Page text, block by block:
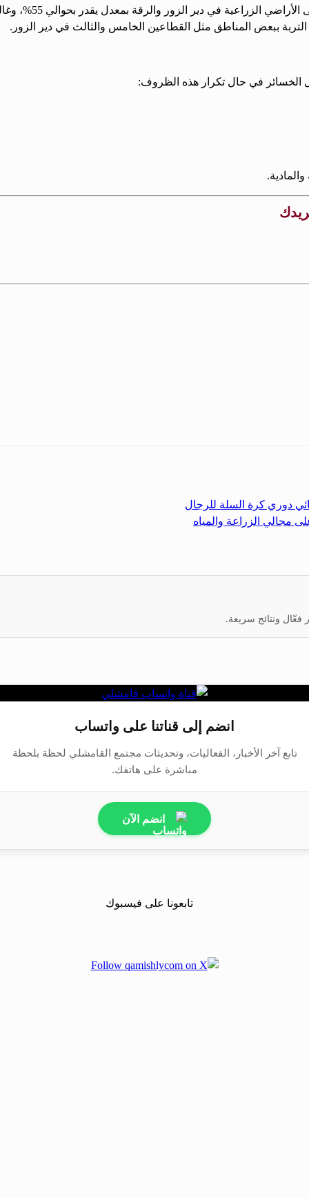
أشار الدكتور
ببعض المناطق مثل القطاعين الخامس والثالث في دير الزور.
الخسائر في حال تكرار هذه الظروف:
دوري كرة السلة للرجال
مجالي الزراعة والمياه
ونتائج سريعة.
انضم إلى قناتنا على واتساب
تابع آخر الأخبار، الفعاليات، وتحديثات مجتمع القامشلي لحظة بلحظة
مباشرة على هاتفك.
انضم الآن